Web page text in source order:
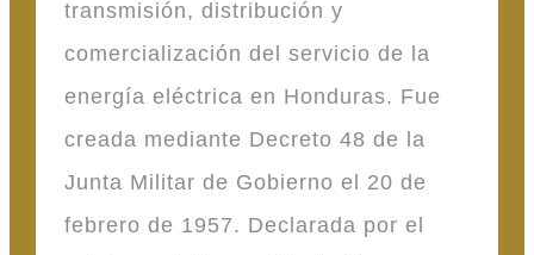
transmisión, distribución y
comercialización del servicio de la
energía eléctrica en Honduras. Fue
creada mediante Decreto 48 de la
Junta Militar de Gobierno el 20 de
febrero de 1957. Declarada por el